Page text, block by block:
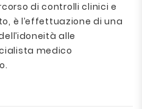
di controlli clinici e
è l’effettuazione di una
alle
medico